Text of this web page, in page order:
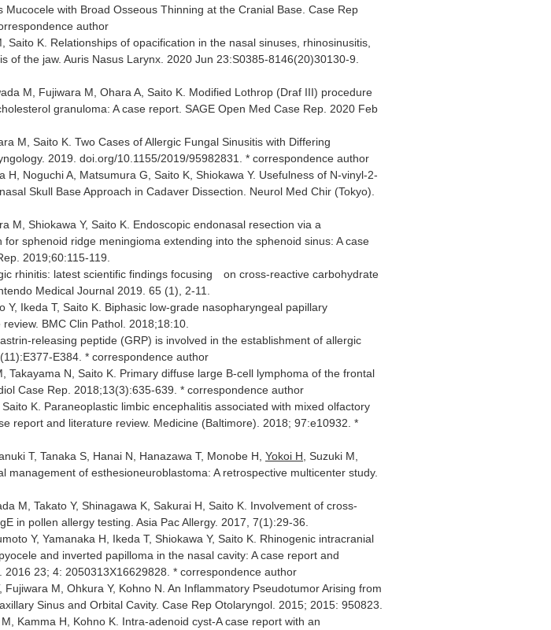
with Broad Osseous Thinning at the Cranial Base. Case Rep
author
Saito K. Relationships of opacification in the nasal sinuses, rhinosinusitis,
of the jaw. Auris Nasus Larynx. 2020 Jun 23:S0385-8146(20)30130-9.
M, Fujiwara M, Ohara A, Saito K. Modified Lothrop (Draf III) procedure
granuloma: A case report. SAGE Open Med Case Rep. 2020 Feb
M, Saito K. Two Cases of Allergic Fungal Sinusitis with Differing
2019. doi.org/10.1155/2019/95982831. * correspondence author
H, Noguchi A, Matsumura G, Saito K, Shiokawa Y. Usefulness of N-vinyl-2-
Skull Base Approach in Cadaver Dissection. Neurol Med Chir (Tokyo).
M, Shiokawa Y, Saito K. Endoscopic endonasal resection via a
sphenoid ridge meningioma extending into the sphenoid sinus: A case
2019;60:115-119.
rhinitis: latest scientific findings focusing on cross-reactive carbohydrate
Medical Journal 2019. 65 (1), 2-11.
Y, Ikeda T, Saito K. Biphasic low-grade nasopharyngeal papillary
BMC Clin Pathol. 2018;18:10.
releasing peptide (GRP) is involved in the establishment of allergic
E384. * correspondence author
Takayama N, Saito K. Primary diffuse large B-cell lymphoma of the frontal
Case Rep. 2018;13(3):635-639. * correspondence author
K. Paraneoplastic limbic encephalitis associated with mixed olfactory
report and literature review. Medicine (Baltimore). 2018; 97:e10932. *
T, Tanaka S, Hanai N, Hanazawa T, Monobe H, Yokoi H , Suzuki M,
management of esthesioneuroblastoma: A retrospective multicenter study.
M, Takato Y, Shinagawa K, Sakurai H, Saito K. Involvement of cross-
in pollen allergy testing. Asia Pac Allergy. 2017, 7(1):29-36.
Y, Yamanaka H, Ikeda T, Shiokawa Y, Saito K. Rhinogenic intracranial
and inverted papilloma in the nasal cavity: A case report and
2016 23; 4: 2050313X16629828. * correspondence author
Fujiwara M, Ohkura Y, Kohno N. An Inflammatory Pseudotumor Arising from
Sinus and Orbital Cavity. Case Rep Otolaryngol. 2015; 2015: 950823.
Kamma H, Kohno K. Intra-adenoid cyst-A case report with an